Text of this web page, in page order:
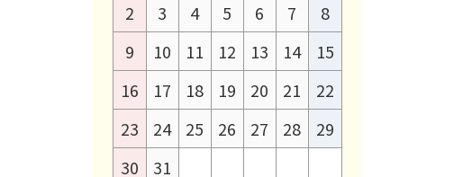
2
3 4 5 6 7
8
9
10 11 12 13 14
15
16
17 18 19 20 21
22
23
24 25 26 27 28
29
30
31